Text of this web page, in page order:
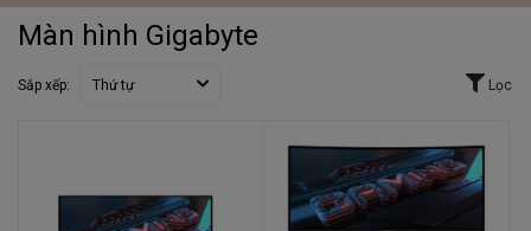
Màn hình Gigabyte
Sắp xếp: Thứ tự Lọc